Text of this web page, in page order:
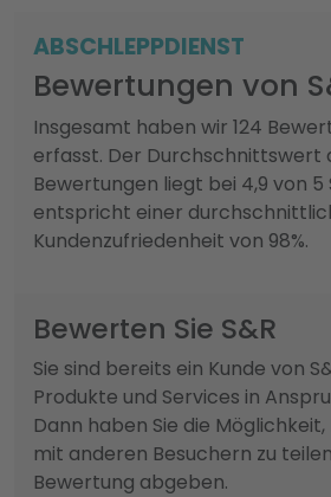
ABSCHLEPPDIENST
Bewertungen von
Insgesamt haben wir 124
erfasst. Der Durchschnittswert
Bewertungen liegt bei 4,9 von 5
entspricht einer
Kundenzufriedenheit von 98%.
Bewerten Sie S&R
Sie sind bereits ein Kunde von
Produkte und Services in
Dann haben Sie die
mit anderen Besuchern zu
Bewertung abgeben.